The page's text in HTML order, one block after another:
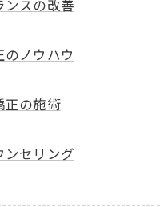
ンスの改善
ノウハウ
正の施術
ンセリング